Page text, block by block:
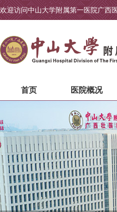
欢迎访问中山大学附属第一医院广西
首页 医院概况